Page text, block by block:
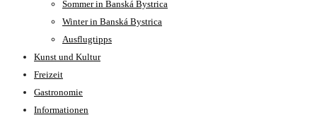
Sommer in Banská Bystrica
Winter in Banská Bystrica
Ausflugtipps
Kunst und Kultur
Freizeit
Gastronomie
Informationen